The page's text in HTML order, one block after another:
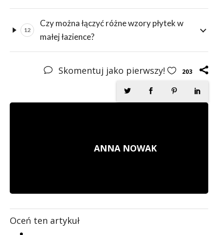
12
Czy można łączyć różne wzory płytek w
małej łazience?
Skomentuj jako pierwszy! 203
ANNA NOWAK
Oceń ten artykuł